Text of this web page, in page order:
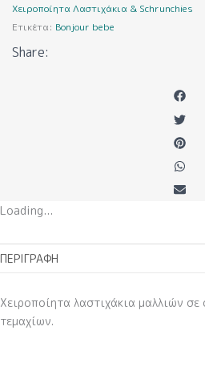
Χειροποίητα Λαστιχάκια & Schrunchies
Ετικέτα: Bonjour bebe
Share:
Loading...
ΠΕΡΙΓΡΑΦΉ
Χειροποίητα λαστιχάκια μαλλιών σε
τεμαχίων.